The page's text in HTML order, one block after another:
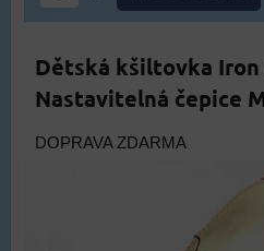
Dětská kšiltovka Iron
Nastavitelná čepice
DOPRAVA ZDARMA